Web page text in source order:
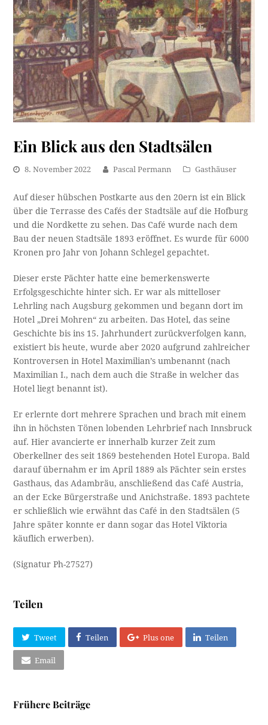
Ein Blick aus den Stadtsälen
8. November 2022 Pascal Permann Gasthäuser
Auf dieser hübschen Postkarte aus den 20ern ist ein Blick
über die Terrasse des Cafés der Stadtsäle auf die Hofburg
und die Nordkette zu sehen. Das Café wurde nach dem
Bau der neuen Stadtsäle 1893 eröffnet. Es wurde für 6000
Kronen pro Jahr von Johann Schlegel gepachtet.
Dieser erste Pächter hatte eine bemerkenswerte
Erfolgsgeschichte hinter sich. Er war als mittelloser
Lehrling nach Augsburg gekommen und begann dort im
Hotel „Drei Mohren“ zu arbeiten. Das Hotel, das seine
Geschichte bis ins 15. Jahrhundert zurückverfolgen kann,
existiert bis heute, wurde aber 2020 aufgrund zahlreicher
Kontroversen in Hotel Maximilian’s umbenannt (nach
Maximilian I., nach dem auch die Straße in welcher das
Hotel liegt benannt ist).
Er erlernte dort mehrere Sprachen und brach mit einem
ihn in höchsten Tönen lobenden Lehrbrief nach Innsbruck
auf. Hier avancierte er innerhalb kurzer Zeit zum
Oberkellner des seit 1869 bestehenden Hotel Europa. Bald
darauf übernahm er im April 1889 als Pächter sein erstes
Gasthaus, das Adambräu, anschließend das Café Austria,
an der Ecke Bürgerstraße und Anichstraße. 1893 pachtete
er schließlich wie erwähnt das Café in den Stadtsälen (5
Jahre später konnte er dann sogar das Hotel Viktoria
käuflich erwerben).
(Signatur Ph-27527)
Teilen
Tweet Teilen Plus one Teilen
Email
Frühere Beiträge